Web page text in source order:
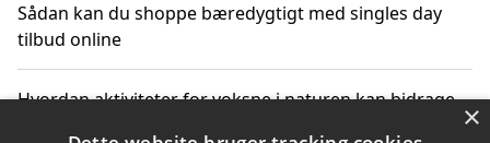
Sådan kan du shoppe bæredygtigt med singles day
tilbud online
Hvordan aktiviteter for voksne i naturen kan bidrage ×